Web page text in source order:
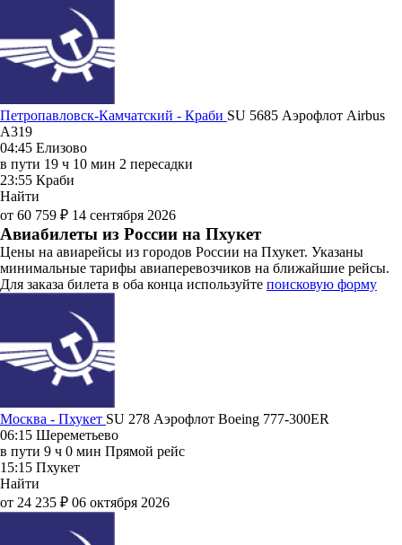
Петропавловск-Камчатский - Краби SU 5685 Аэрофлот Airbus
A319
04:45 Елизово
в пути 19 ч 10 мин 2 пересадки
23:55 Краби
Найти
от 60 759 ₽ 14 сентября 2026
Авиабилеты из России на Пхукет
Цены на авиарейсы из городов России на Пхукет. Указаны
минимальные тарифы авиаперевозчиков на ближайшие рейсы.
Для заказа билета в оба конца используйте поисковую форму
Москва - Пхукет SU 278 Аэрофлот Boeing 777-300ER
06:15 Шереметьево
в пути 9 ч 0 мин Прямой рейс
15:15 Пхукет
Найти
от 24 235 ₽ 06 октября 2026